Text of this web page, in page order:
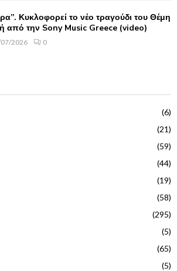
Κυκλοφορεί το νέο τραγούδι του Θέμη
από την Sony Music Greece (video)
2026 0
(6)
(21)
(59)
(44)
(19)
(58)
(295)
(5)
(65)
(5)